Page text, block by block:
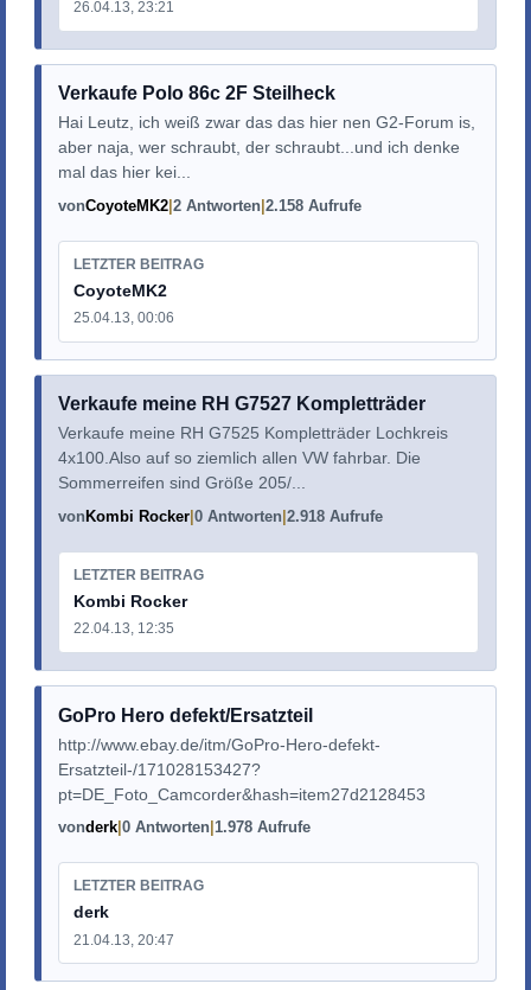
26.04.13, 23:21
Verkaufe Polo 86c 2F Steilheck
Hai Leutz, ich weiß zwar das das hier nen G2-Forum is,
aber naja, wer schraubt, der schraubt...und ich denke
mal das hier kei...
vonCoyoteMK2 2 Antworten 2.158 Aufrufe
LETZTER BEITRAG
CoyoteMK2
25.04.13, 00:06
Verkaufe meine RH G7527 Kompletträder
Verkaufe meine RH G7525 Kompletträder Lochkreis
4x100.Also auf so ziemlich allen VW fahrbar. Die
Sommerreifen sind Größe 205/...
vonKombi Rocker 0 Antworten 2.918 Aufrufe
LETZTER BEITRAG
Kombi Rocker
22.04.13, 12:35
GoPro Hero defekt/Ersatzteil
http://www.ebay.de/itm/GoPro-Hero-defekt-
Ersatzteil-/171028153427?
pt=DE_Foto_Camcorder&hash=item27d2128453
vonderk 0 Antworten 1.978 Aufrufe
LETZTER BEITRAG
derk
21.04.13, 20:47